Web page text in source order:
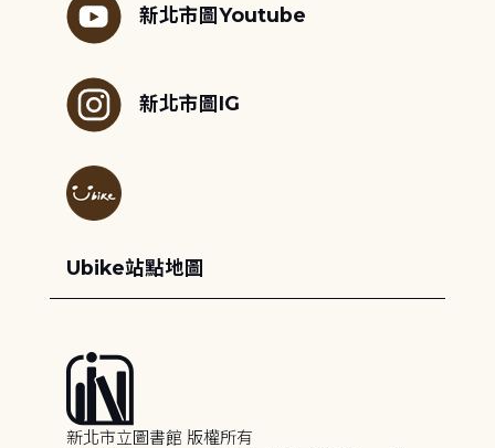
新北市圖Youtube
新北市圖IG
Ubike站點地圖
新北市立圖書館 版權所有